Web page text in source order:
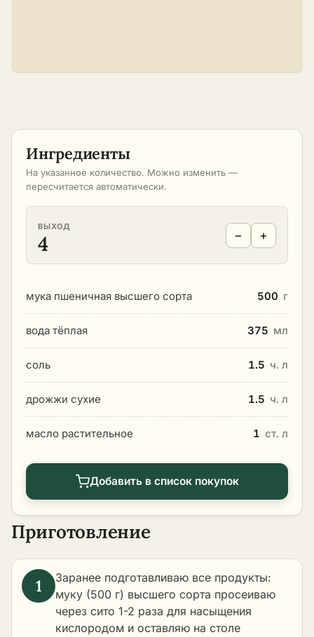
Ингредиенты
На указанное количество. Можно изменить —
пересчитается автоматически.
ВЫХОД
4 − +
мука пшеничная высшего сорта 500 г
вода тёплая 375 мл
соль 1.5 ч. л
дрожжи сухие 1.5 ч. л
масло растительное 1 ст. л
Добавить в список покупок
Приготовление
Заранее подготавливаю все продукты:
муку (500 г) высшего сорта просеиваю
через сито 1-2 раза для насыщения
кислородом и оставляю на столе